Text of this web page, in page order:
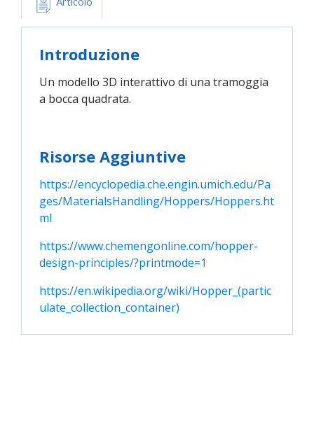
Introduzione
Un modello 3D interattivo di una tramoggia
a bocca quadrata.
Risorse Aggiuntive
https://encyclopedia.che.engin.umich.edu/Pa
ges/MaterialsHandling/Hoppers/Hoppers.ht
ml
https://www.chemengonline.com/hopper-
design-principles/?printmode=1
https://en.wikipedia.org/wiki/Hopper_(partic
ulate_collection_container)